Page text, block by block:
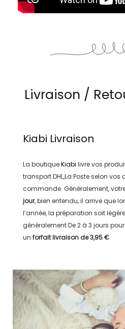
Livraison /
Kiabi Livraison
La boutiqueKiabi livre vos
transportDHL,La Posteselon vos
commande. Généralement,
jour, bien entendu, il arrive que
l’année, la préparation soit
généralementDe 2 à 3 jours
un forfait livraison de3,95 €